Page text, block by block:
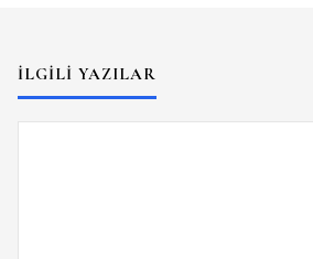
İLGILI YAZILAR